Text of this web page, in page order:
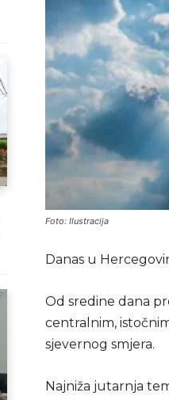
Foto: Ilustracija
Danas u
Od sredine dana
centralnim,
sjevernog smjera.
Najniža jutarnja